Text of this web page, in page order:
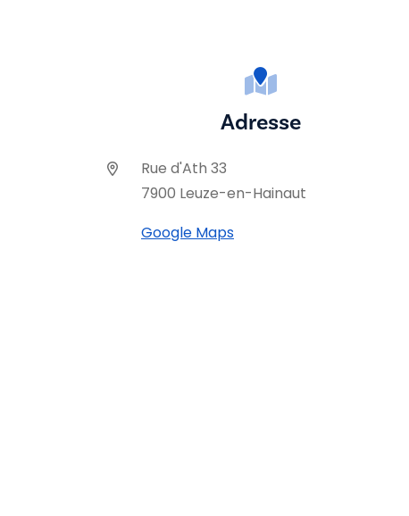
Adresse
Rue d'Ath 33
7900 Leuze-en-Hainaut
Google Maps